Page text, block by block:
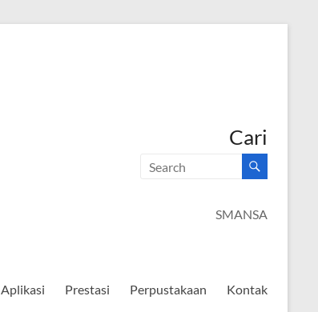
Cari
Aplikasi Prestasi Perpustakaan Kontak